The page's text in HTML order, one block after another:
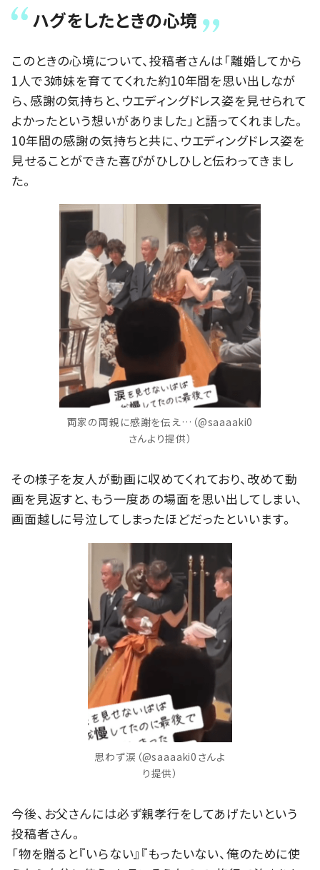
ハグをしたときの心境
このときの心境について、投稿者さんは「離婚してから
1人で3姉妹を育ててくれた約10年間を思い出しなが
ら、感謝の気持ちと、ウエディングドレス姿を見せられて
よかったという想いがありました」と語ってくれました。
10年間の感謝の気持ちと共に、ウエディングドレス姿を
見せることができた喜びがひしひしと伝わってきまし
た。
両家の両親に感謝を伝え…（@saaaaki0
さんより提供）
その様子を友人が動画に収めてくれており、改めて動
画を見返すと、もう一度あの場面を思い出してしまい、
画面越しに号泣してしまったほどだったといいます。
思わず涙（@saaaaki0さんよ
り提供）
今後、お父さんには必ず親孝行をしてあげたいという
投稿者さん。
「物を贈ると『いらない』『もったいない、俺のために使